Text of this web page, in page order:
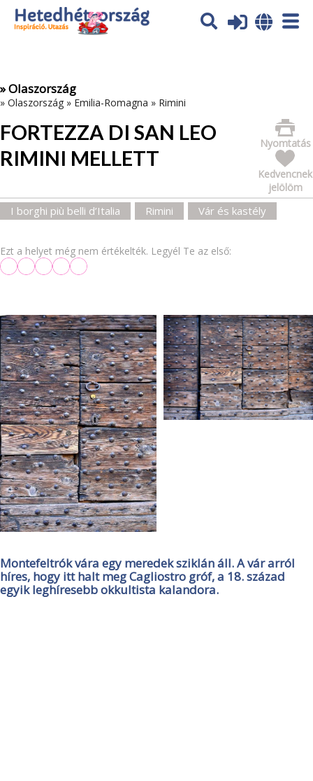
Az oldal sütiket (cookies) használ. További tájékoztatás itt:
Adatvédelmi tájékoztató
» Olaszország
» Olaszország » Emilia-Romagna » Rimini
FORTEZZA DI SAN LEO
RIMINI MELLETT
Nyomtatás
Kedvencnek
jelölöm
I borghi più belli d’Italia Rimini Vár és kastély
Ezt a helyet még nem értékelték. Legyél Te az első:
Montefeltrók vára egy meredek sziklán áll. A vár arról
híres, hogy itt halt meg Cagliostro gróf, a 18. század
egyik leghíresebb okkultista kalandora.